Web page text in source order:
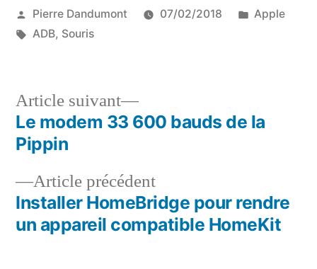
Publié
par
Pierre Dandumont 07/02/2018
Publié
Apple
Étiquettes :
ADB, Souris
Navigation
l’article
Article précédentArticle
précédent :
Installer HomeBridge pour rendre
un appareil compatible HomeKit
Article suivant
Article
suivant :
Le modem 33 600 bauds de la
Pippin